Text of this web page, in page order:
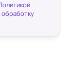
обработку